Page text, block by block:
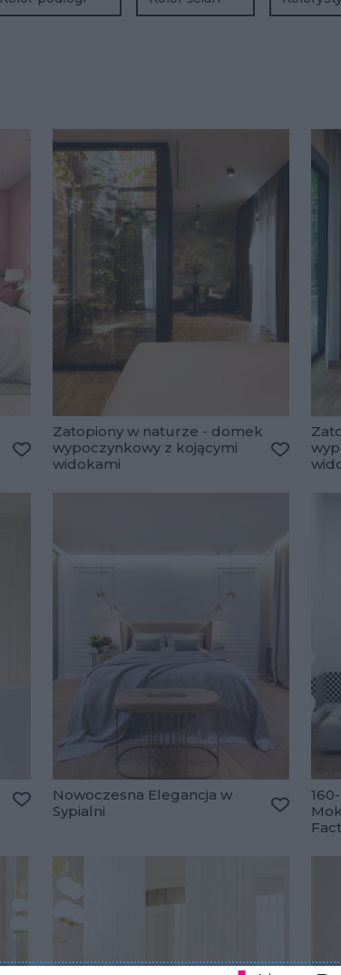
Dodaj do ulubionych
Zatopiony w naturze - domek
wypoczynkowy z kojącymi
widokami
Dodaj
Dodaj do ulubionych
Nowoczesna Elegancja w
Sypialni
Dodaj